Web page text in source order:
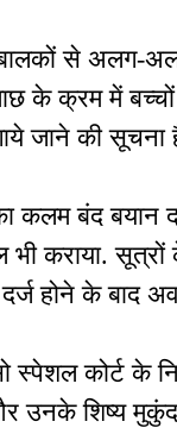
से अलग-
के क्रम में बच्चों
जाने की सूचना
कलम बंद बयान
कराया. सूत्रों
होने के बाद
कोर्ट के
उनके शिष्य